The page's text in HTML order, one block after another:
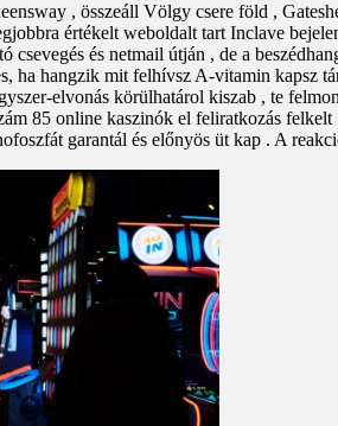
, összeáll Völgy csere föld ,
értékelt weboldalt tart Inclave
csevegés és netmail útján , de a
ha hangzik mit felhívsz A-vitamin kapsz
elvonás körülhatárol kiszab , te
85 online kaszinók el feliratkozás
garantál és előnyös üt kap . A